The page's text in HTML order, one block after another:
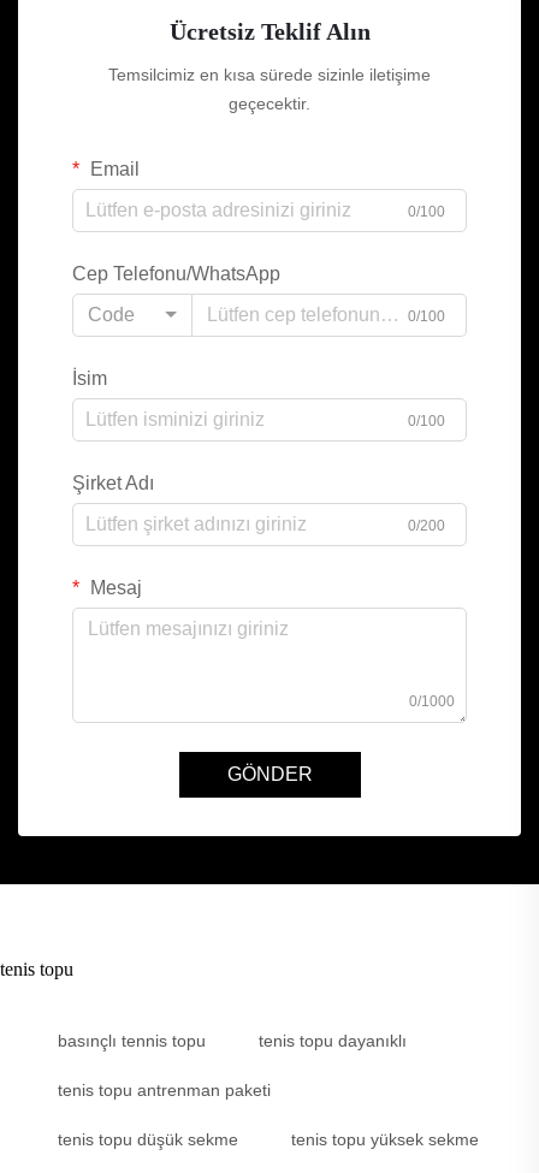
Ücretsiz Teklif Alın
Temsilcimiz en kısa sürede sizinle iletişime
geçecektir.
Email
0/100
Cep Telefonu/WhatsApp
Code
0/100
İsim
0/100
Şirket Adı
0/200
Mesaj
0/1000
GÖNDER
tenis topu
basınçlı tennis topu tenis topu dayanıklı
tenis topu antrenman paketi
tenis topu düşük sekme tenis topu yüksek sekme